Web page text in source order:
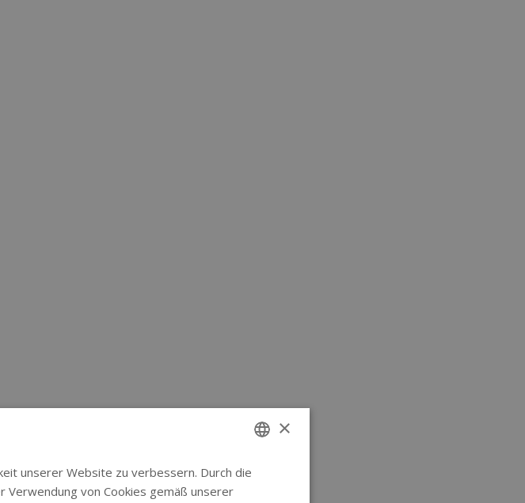
ENGLISH
×
unserer Website zu verbessern. Durch die
von Cookies gemäß unserer